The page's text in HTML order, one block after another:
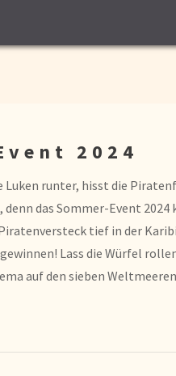
2024
Luken runter, hisst die
das Sommer-Event 2024
tief in der
Lass die Würfel
auf den sieben